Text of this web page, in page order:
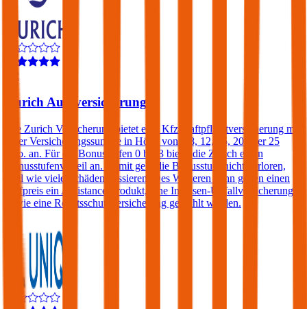
Zurich Autoversicherung
Die Zurich Versicherung bietet eine Kfz-Haftpflichtversicherung mit
einer Versicherungssumme in Höhe von € 8, 12, 15, 20 oder 25
Mio. an. Für die Bonusstufen 0 bis 3 bietet die Zurich einen
Bonusstufenvorteil an. Damit geht die Bonusstufe nicht verloren,
egal wie viele Schäden passieren. Des Weiteren kann gegen einen
Aufpreis ein Assistance-Produkt, eine Insassen-Unfallversicherung
sowie eine Rechtsschutzversicherung gewählt werden.